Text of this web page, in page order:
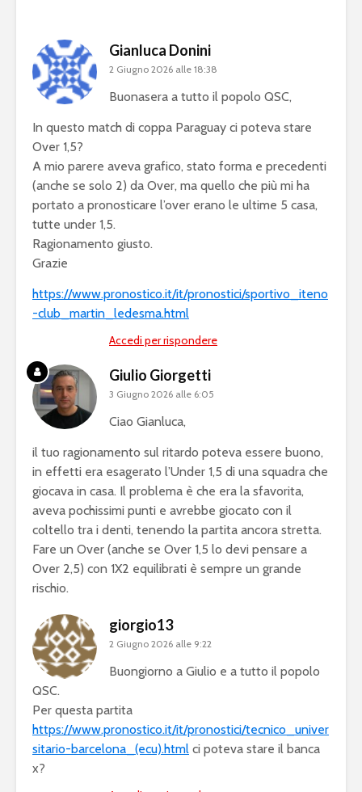
Gianluca Donini
2 Giugno 2026 alle 18:38
Buonasera a tutto il popolo QSC,
In questo match di coppa Paraguay ci poteva stare
Over 1,5?
A mio parere aveva grafico, stato forma e precedenti
(anche se solo 2) da Over, ma quello che più mi ha
portato a pronosticare l’over erano le ultime 5 casa,
tutte under 1,5.
Ragionamento giusto.
Grazie
https://www.pronostico.it/it/pronostici/sportivo_iteno
-club_martin_ledesma.html
Accedi per rispondere
Giulio Giorgetti
3 Giugno 2026 alle 6:05
Ciao Gianluca,
il tuo ragionamento sul ritardo poteva essere buono,
in effetti era esagerato l’Under 1,5 di una squadra che
giocava in casa. Il problema è che era la sfavorita,
aveva pochissimi punti e avrebbe giocato con il
coltello tra i denti, tenendo la partita ancora stretta.
Fare un Over (anche se Over 1,5 lo devi pensare a
Over 2,5) con 1X2 equilibrati è sempre un grande
rischio.
giorgio13
2 Giugno 2026 alle 9:22
Buongiorno a Giulio e a tutto il popolo
QSC.
Per questa partita
https://www.pronostico.it/it/pronostici/tecnico_univer
sitario-barcelona_(ecu).html ci poteva stare il banca
x?